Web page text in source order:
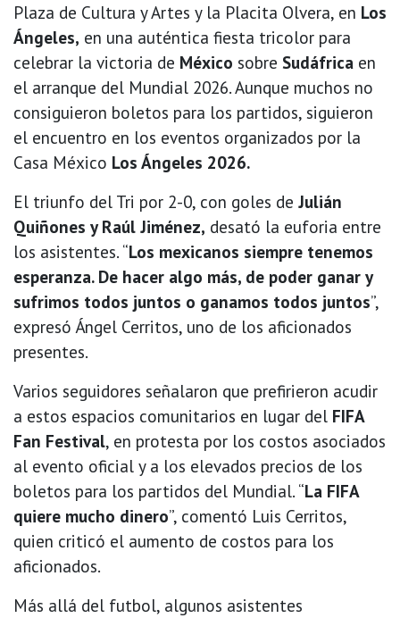
Plaza de Cultura y Artes y la Placita Olvera, en Los
Ángeles, en una auténtica fiesta tricolor para
celebrar la victoria de México sobre Sudáfrica en
el arranque del Mundial 2026. Aunque muchos no
consiguieron boletos para los partidos, siguieron
el encuentro en los eventos organizados por la
Casa México Los Ángeles 2026.
El triunfo del Tri por 2-0, con goles de Julián
Quiñones y Raúl Jiménez, desató la euforia entre
los asistentes. “Los mexicanos siempre tenemos
esperanza. De hacer algo más, de poder ganar y
sufrimos todos juntos o ganamos todos juntos”,
expresó Ángel Cerritos, uno de los aficionados
presentes.
Varios seguidores señalaron que prefirieron acudir
a estos espacios comunitarios en lugar del FIFA
Fan Festival, en protesta por los costos asociados
al evento oficial y a los elevados precios de los
boletos para los partidos del Mundial. “La FIFA
quiere mucho dinero”, comentó Luis Cerritos,
quien criticó el aumento de costos para los
aficionados.
Más allá del futbol, algunos asistentes